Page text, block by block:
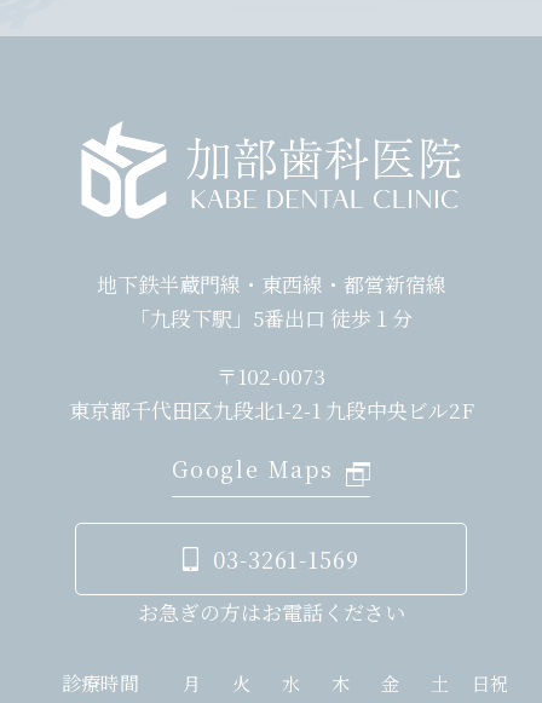
地下鉄半蔵門線・東西線・都営新宿線
「九段下駅」5番出口 徒歩１分
〒102-0073
東京都千代田区九段北1-2-1 九段中央ビル2F
Google Maps
03-3261-1569
お急ぎの方はお電話ください
診療時間 月 火 水 木 金 土 日祝